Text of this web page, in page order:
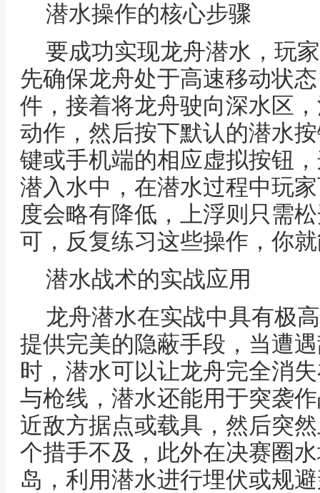
潜水操作的核心步骤
要成功实现龙舟潜水，玩
先确保龙舟处于高速移动状
件，接着将龙舟驶向深水区
动作，然后按下默认的潜水
键或手机端的相应虚拟按钮
潜入水中，在潜水过程中玩
度会略有降低，上浮则只需
可，反复练习这些操作，你
潜水战术的实战应用
龙舟潜水在实战中具有极
提供完美的隐蔽手段，当遭
时，潜水可以让龙舟完全消
与枪线，潜水还能用于突袭
近敌方据点或载具，然后突
个措手不及，此外在决赛圈
岛，利用潜水进行埋伏或规